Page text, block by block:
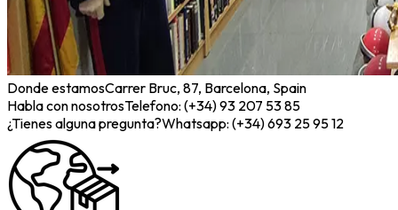
Donde estamosCarrer Bruc, 87, Barcelona, Spain
Habla con nosotrosTelefono: (+34) 93 207 53 85
¿Tienes alguna pregunta?Whatsapp: (+34) 693 25 95 12